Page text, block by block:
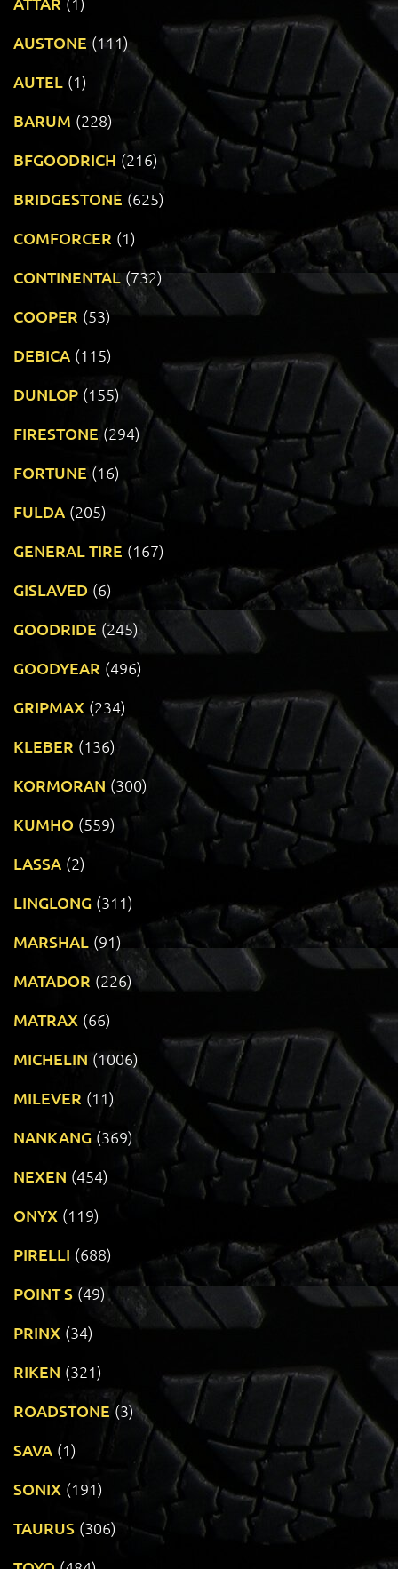
AUSTONE (111)
AUTEL (1)
BARUM (228)
BFGOODRICH (216)
BRIDGESTONE (625)
COMFORCER (1)
CONTINENTAL (732)
COOPER (53)
DEBICA (115)
DUNLOP (155)
FIRESTONE (294)
FORTUNE (16)
FULDA (205)
GENERAL TIRE (167)
GISLAVED (6)
GOODRIDE (245)
GOODYEAR (496)
GRIPMAX (234)
KLEBER (136)
KORMORAN (300)
KUMHO (559)
LASSA (2)
LINGLONG (311)
MARSHAL (91)
MATADOR (226)
MATRAX (66)
MICHELIN (1006)
MILEVER (11)
NANKANG (369)
NEXEN (454)
ONYX (119)
PIRELLI (688)
POINT S (49)
PRINX (34)
RIKEN (321)
ROADSTONE (3)
SAVA (1)
SONIX (191)
TAURUS (306)